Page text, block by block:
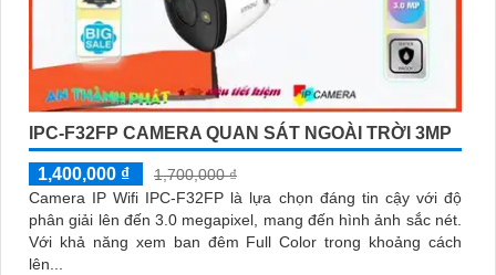
IPC-F32FP CAMERA QUAN SÁT NGOÀI TRỜI 3MP
1,400,000 ₫
1,700,000 ₫
Camera IP Wifi IPC-F32FP là lựa chọn đáng tin cậy với độ
phân giải lên đến 3.0 megapixel, mang đến hình ảnh sắc nét.
Với khả năng xem ban đêm Full Color trong khoảng cách
lên...